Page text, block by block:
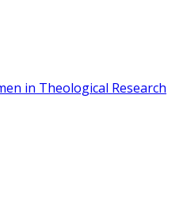
in Theological Research